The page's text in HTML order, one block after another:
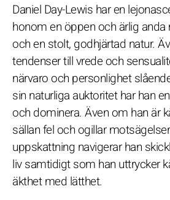
Daniel Day-Lewis har en
honom en öppen och ärlig anda
och en stolt, godhjärtad natur.
tendenser till vrede och
närvaro och personlighet
sin naturliga auktoritet har han
och dominera. Även om han är
sällan fel och ogillar
uppskattning navigerar han
liv samtidigt som han uttrycker
äkthet med lätthet.